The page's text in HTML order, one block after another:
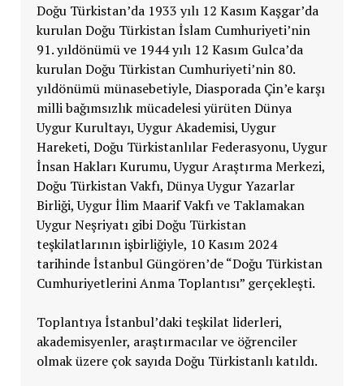
Doğu Türkistan’da 1933 yılı 12 Kasım Kaşgar’da
kurulan Doğu Türkistan İslam Cumhuriyeti’nin
91. yıldönümü ve 1944 yılı 12 Kasım Gulca’da
kurulan Doğu Türkistan Cumhuriyeti’nin 80.
yıldönümü münasebetiyle, Diasporada Çin’e karşı
milli bağımsızlık mücadelesi yürüten Dünya
Uygur Kurultayı, Uygur Akademisi, Uygur
Hareketi, Doğu Türkistanlılar Federasyonu, Uygur
İnsan Hakları Kurumu, Uygur Araştırma Merkezi,
Doğu Türkistan Vakfı, Dünya Uygur Yazarlar
Birliği, Uygur İlim Maarif Vakfı ve Taklamakan
Uygur Neşriyatı gibi Doğu Türkistan
teşkilatlarının işbirliğiyle, 10 Kasım 2024
tarihinde İstanbul Güngören’de “Doğu Türkistan
Cumhuriyetlerini Anma Toplantısı” gerçekleşti.
Toplantıya İstanbul’daki teşkilat liderleri,
akademisyenler, araştırmacılar ve öğrenciler
olmak üzere çok sayıda Doğu Türkistanlı katıldı.